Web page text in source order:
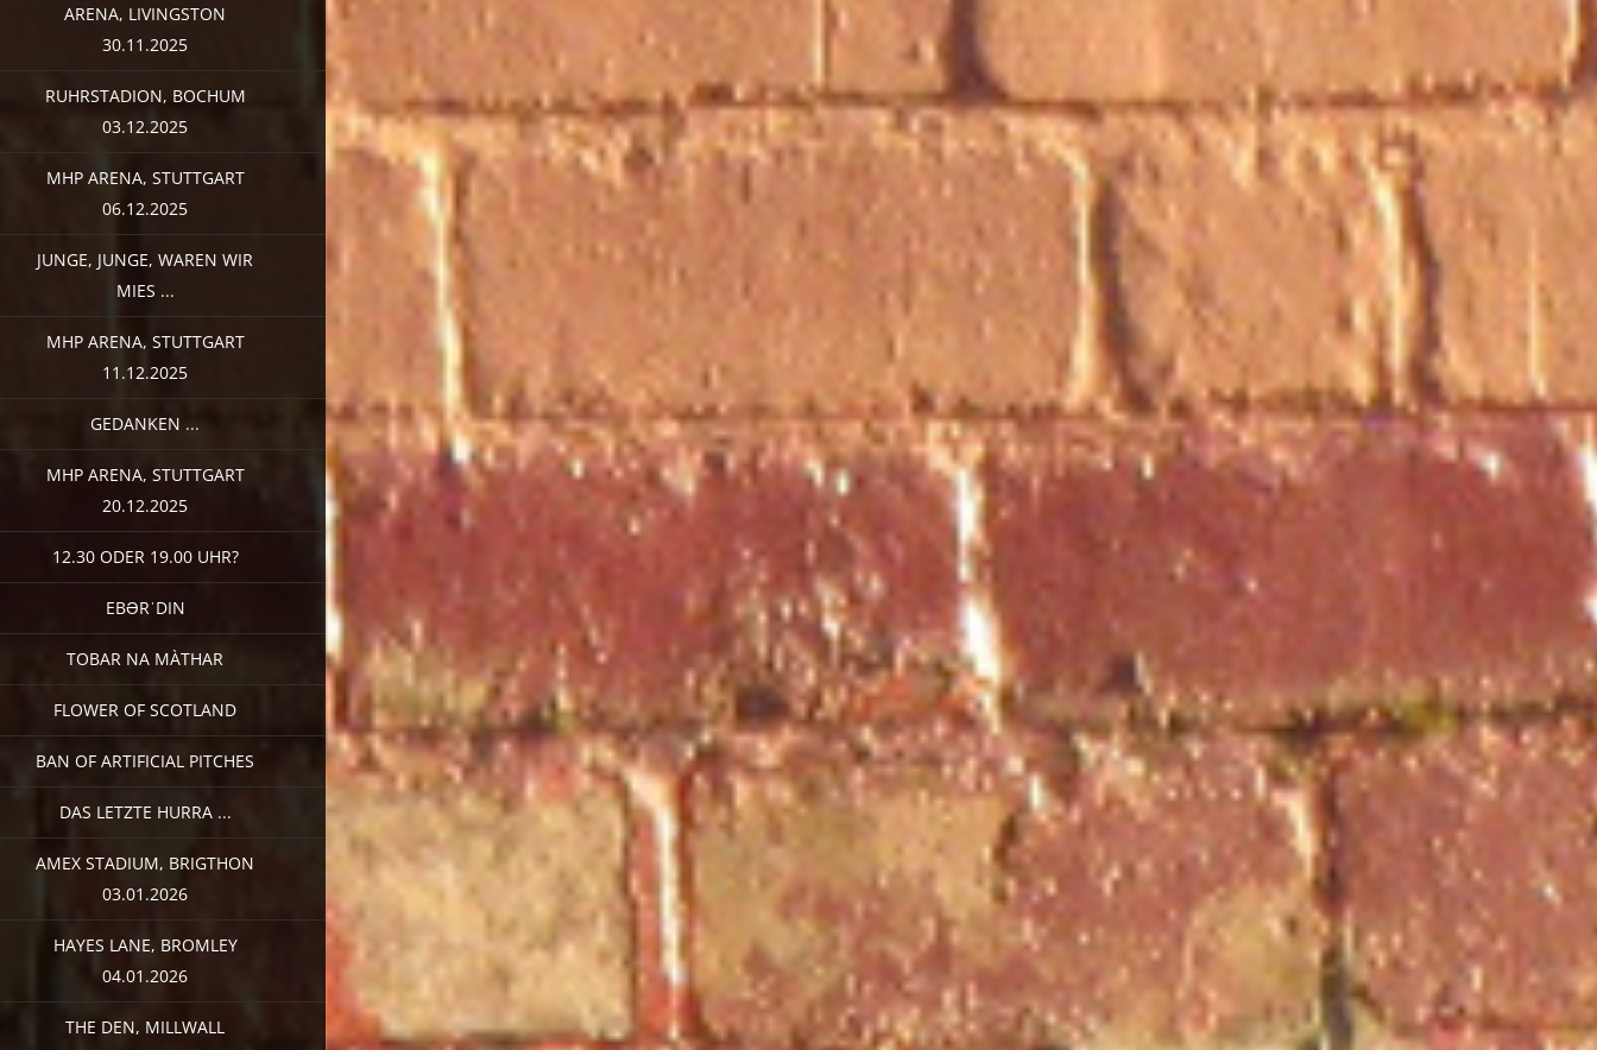
ARENA, LIVINGSTON
30.11.2025
RUHRSTADION, BOCHUM
03.12.2025
MHP ARENA, STUTTGART
06.12.2025
JUNGE, JUNGE, WAREN WIR
MIES ...
MHP ARENA, STUTTGART
11.12.2025
GEDANKEN ...
MHP ARENA, STUTTGART
20.12.2025
12.30 ODER 19.00 UHR?
EBƏRˈDIN
TOBAR NA MÀTHAR
FLOWER OF SCOTLAND
BAN OF ARTIFICIAL PITCHES
DAS LETZTE HURRA ...
AMEX STADIUM, BRIGTHON
03.01.2026
HAYES LANE, BROMLEY
04.01.2026
THE DEN, MILLWALL